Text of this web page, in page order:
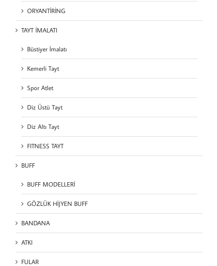
ORYANTİRİNG
TAYT İMALATI
Büstiyer İmalatı
Kemerli Tayt
Spor Atlet
Diz Üstü Tayt
Diz Altı Tayt
FITNESS TAYT
BUFF
BUFF MODELLERİ
GÖZLÜK HİJYEN BUFF
BANDANA
ATKI
FULAR